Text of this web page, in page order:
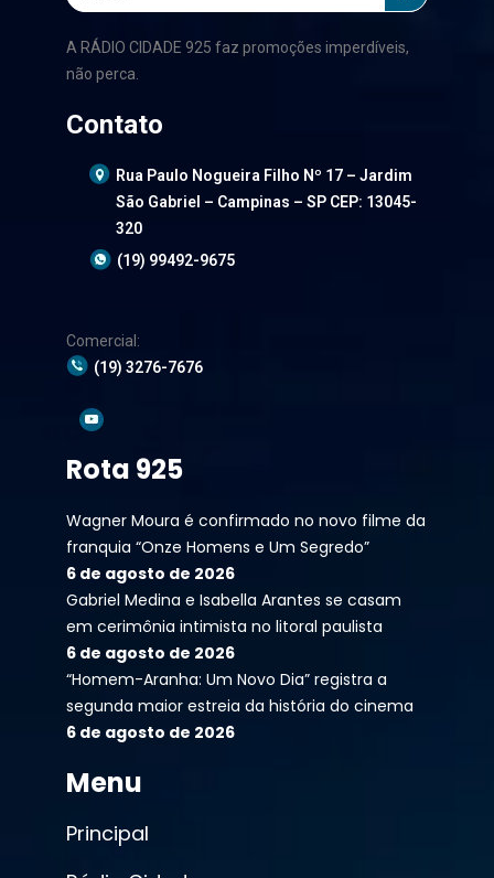
A RÁDIO CIDADE 925 faz promoções imperdíveis,
não perca.
Contato
Rua Paulo Nogueira Filho Nº 17 – Jardim
São Gabriel – Campinas – SP CEP: 13045-
320
(19) 99492-9675
Comercial:
(19) 3276-7676
Rota 925
Wagner Moura é confirmado no novo filme da
franquia “Onze Homens e Um Segredo”
6 de agosto de 2026
Gabriel Medina e Isabella Arantes se casam
em cerimônia intimista no litoral paulista
6 de agosto de 2026
“Homem-Aranha: Um Novo Dia” registra a
segunda maior estreia da história do cinema
6 de agosto de 2026
Menu
Principal